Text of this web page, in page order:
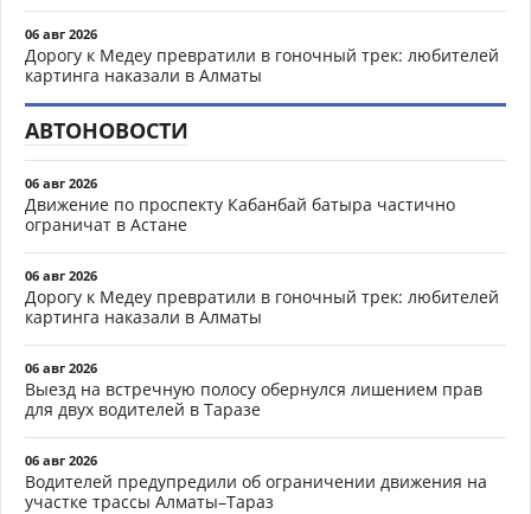
06 авг 2026
Дорогу к Медеу превратили в гоночный трек: любителей
картинга наказали в Алматы
АВТОНОВОСТИ
06 авг 2026
Движение по проспекту Кабанбай батыра частично
ограничат в Астане
06 авг 2026
Дорогу к Медеу превратили в гоночный трек: любителей
картинга наказали в Алматы
06 авг 2026
Выезд на встречную полосу обернулся лишением прав
для двух водителей в Таразе
06 авг 2026
Водителей предупредили об ограничении движения на
участке трассы Алматы–Тараз